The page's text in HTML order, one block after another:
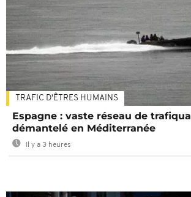
TRAFIC D'ÊTRES HUMAINS
Espagne : vaste réseau de
démantelé en Méditerranée
Il y a 3 heures